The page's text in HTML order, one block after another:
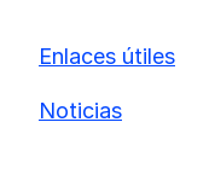
Enlaces útiles
Noticias